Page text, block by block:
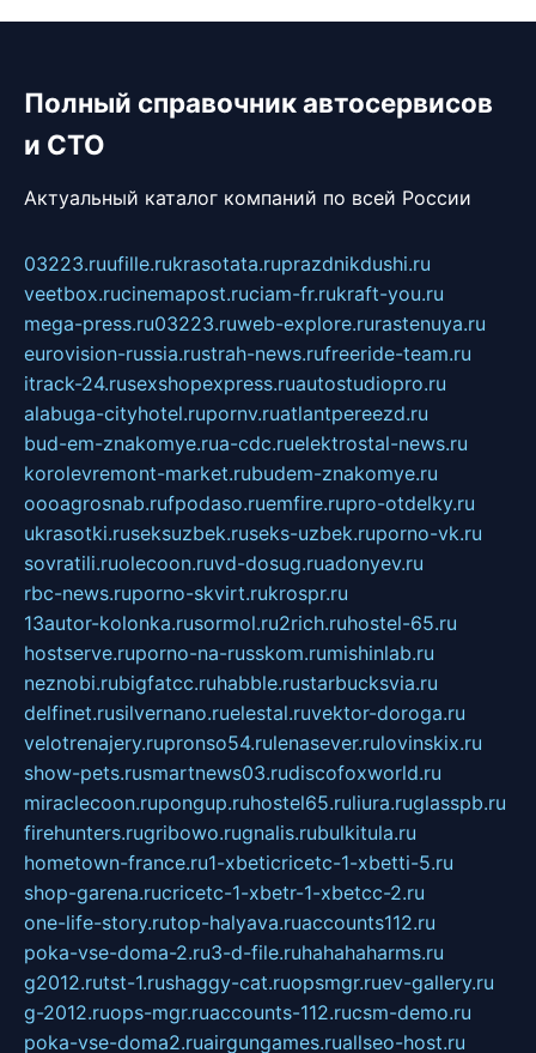
Полный справочник автосервисов
и СТО
Актуальный каталог компаний по всей России
03223.ruufille.rukrasotata.ruprazdnikdushi.ru
veetbox.rucinemapost.ruciam-fr.rukraft-you.ru
mega-press.ru03223.ruweb-explore.rurastenuya.ru
eurovision-russia.rustrah-news.rufreeride-team.ru
itrack-24.rusexshopexpress.ruautostudiopro.ru
alabuga-cityhotel.rupornv.ruatlantpereezd.ru
bud-em-znakomye.rua-cdc.ruelektrostal-news.ru
korolevremont-market.rubudem-znakomye.ru
oooagrosnab.rufpodaso.ruemfire.rupro-otdelky.ru
ukrasotki.ruseksuzbek.ruseks-uzbek.ruporno-vk.ru
sovratili.ruolecoon.ruvd-dosug.ruadonyev.ru
rbc-news.ruporno-skvirt.rukrospr.ru
13autor-kolonka.rusormol.ru2rich.ruhostel-65.ru
hostserve.ruporno-na-russkom.rumishinlab.ru
neznobi.rubigfatcc.ruhabble.rustarbucksvia.ru
delfinet.rusilvernano.ruelestal.ruvektor-doroga.ru
velotrenajery.rupronso54.rulenasever.rulovinskix.ru
show-pets.rusmartnews03.rudiscofoxworld.ru
miraclecoon.rupongup.ruhostel65.ruliura.ruglasspb.ru
firehunters.rugribowo.rugnalis.rubulkitula.ru
hometown-france.ru1-xbeticricetc-1-xbetti-5.ru
shop-garena.rucricetc-1-xbetr-1-xbetcc-2.ru
one-life-story.rutop-halyava.ruaccounts112.ru
poka-vse-doma-2.ru3-d-file.ruhahahaharms.ru
g2012.rutst-1.rushaggy-cat.ruopsmgr.ruev-gallery.ru
g-2012.ruops-mgr.ruaccounts-112.rucsm-demo.ru
poka-vse-doma2.ruairgungames.ruallseo-host.ru